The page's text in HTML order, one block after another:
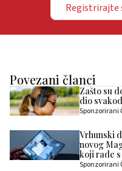
Registrirajte
Povezani članci
Zašto su
dio
Sponzorirani
Vrhunski
novog
koji rade
Sponzorirani